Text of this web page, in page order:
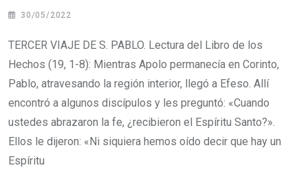
30/05/2022
TERCER VIAJE DE S. PABLO. Lectura del Libro de los
Hechos (19, 1-8): Mientras Apolo permanecía en Corinto,
Pablo, atravesando la región interior, llegó a Efeso. Allí
encontró a algunos discípulos y les preguntó: «Cuando
ustedes abrazaron la fe, ¿recibieron el Espíritu Santo?».
Ellos le dijeron: «Ni siquiera hemos oído decir que hay un
Espíritu